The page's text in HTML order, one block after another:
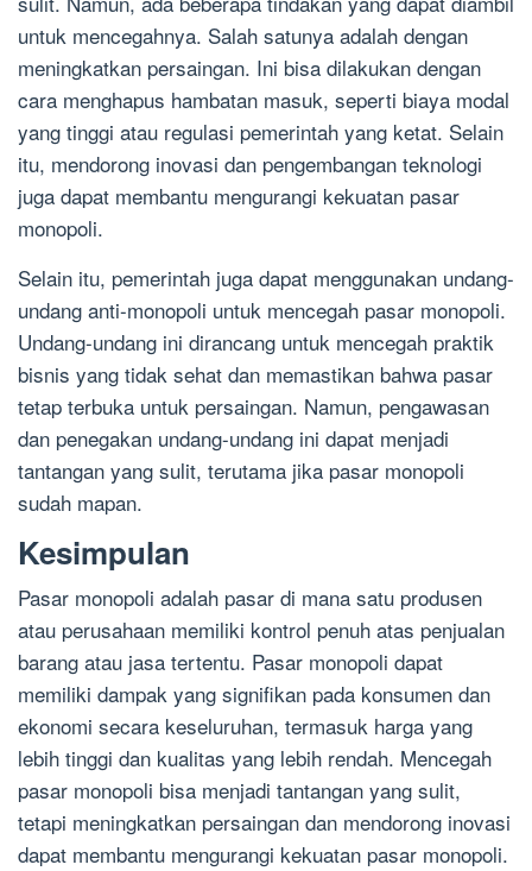
untuk mencegahnya. Salah satunya adalah dengan
meningkatkan persaingan. Ini bisa dilakukan dengan
cara menghapus hambatan masuk, seperti biaya modal
yang tinggi atau regulasi pemerintah yang ketat. Selain
itu, mendorong inovasi dan pengembangan teknologi
juga dapat membantu mengurangi kekuatan pasar
monopoli.
Selain itu, pemerintah juga dapat menggunakan undang-
undang anti-monopoli untuk mencegah pasar monopoli.
Undang-undang ini dirancang untuk mencegah praktik
bisnis yang tidak sehat dan memastikan bahwa pasar
tetap terbuka untuk persaingan. Namun, pengawasan
dan penegakan undang-undang ini dapat menjadi
tantangan yang sulit, terutama jika pasar monopoli
sudah mapan.
Kesimpulan
Pasar monopoli adalah pasar di mana satu produsen
atau perusahaan memiliki kontrol penuh atas penjualan
barang atau jasa tertentu. Pasar monopoli dapat
memiliki dampak yang signifikan pada konsumen dan
ekonomi secara keseluruhan, termasuk harga yang
lebih tinggi dan kualitas yang lebih rendah. Mencegah
pasar monopoli bisa menjadi tantangan yang sulit,
tetapi meningkatkan persaingan dan mendorong inovasi
dapat membantu mengurangi kekuatan pasar monopoli.